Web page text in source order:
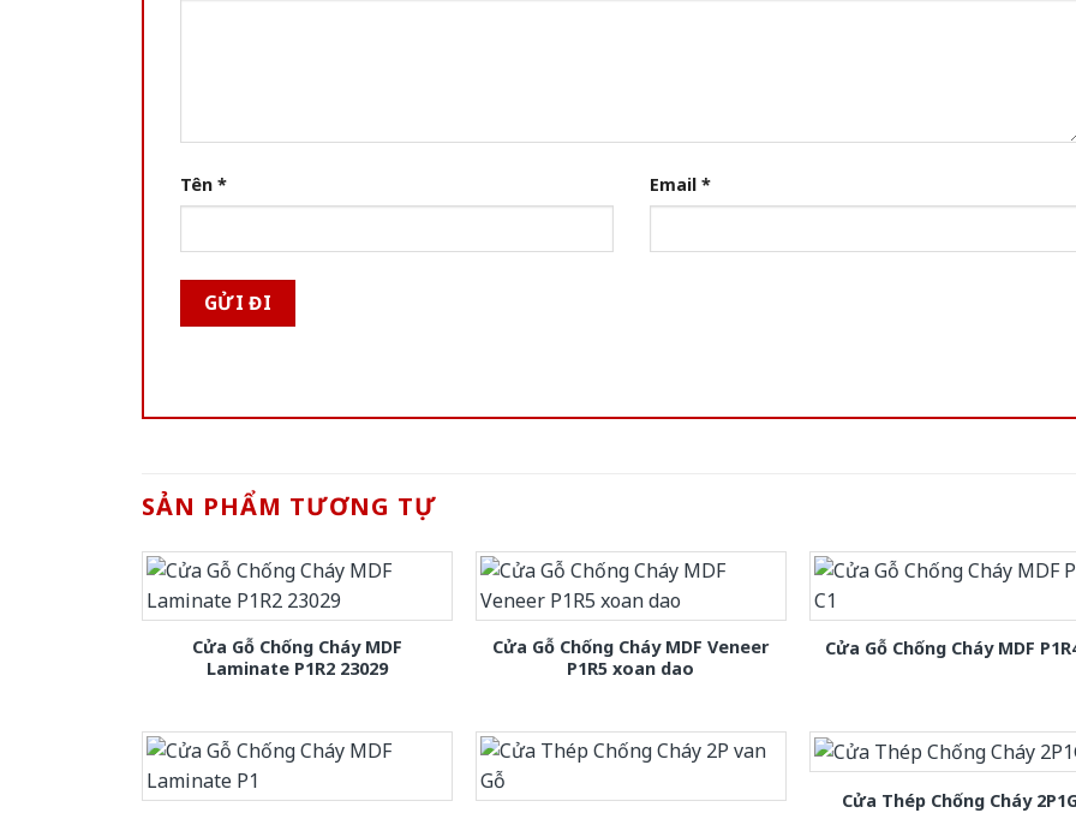
Tên * Email *
SẢN PHẨM TƯƠNG TỰ
Cửa Gỗ Chống Cháy MDF
Laminate P1R2 23029
Cửa Gỗ Chống Cháy MDF Veneer
P1R5 xoan dao
Cửa Gỗ Chống Cháy MDF
Cửa Thép Chống Cháy